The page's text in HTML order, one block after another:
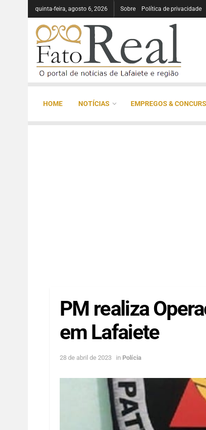
quinta-feira, agosto 6, 2026 Sobre Política de privacidade
HOME NOTÍCIAS EMPREGOS &
PM realiza
em Lafaiete
28 de abril de 2023 in Polícia